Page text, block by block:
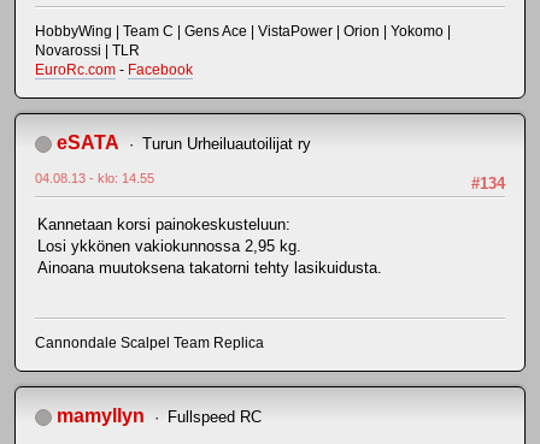
HobbyWing | Team C | Gens Ace | VistaPower | Orion | Yokomo |
Novarossi | TLR
EuroRc.com - Facebook
eSATA Turun Urheiluautoilijat ry
#134
04.08.13 - klo: 14.55
Kannetaan korsi painokeskusteluun:
Losi ykkönen vakiokunnossa 2,95 kg.
Ainoana muutoksena takatorni tehty lasikuidusta.
Cannondale Scalpel Team Replica
mamyllyn Fullspeed RC